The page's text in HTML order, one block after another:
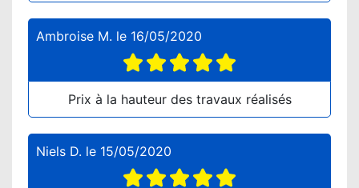
Ambroise M. le 16/05/2020
Prix à la hauteur des travaux réalisés
Niels D. le 15/05/2020